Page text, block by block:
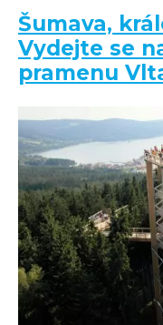
Šumava,
Vydejte se
pramenu